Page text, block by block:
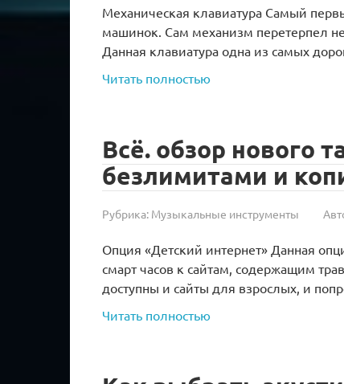
Механическая клавиатура Самый
машинок. Сам механизм перетерпел
Данная клавиатура одна из самых
Читать полностью
Всё. обзор нового
безлимитами и
Рубрика: Музыкальные инструменты
Опция «Детский интернет» Данная
смарт часов к сайтам, содержащим
доступны и сайты для взрослых, и
Читать полностью